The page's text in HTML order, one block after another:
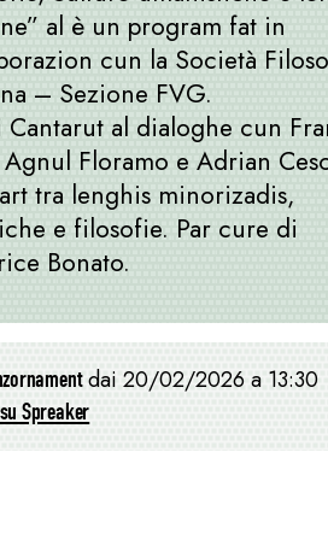
al è un program fat in
cun la Società
– Sezione FVG.
Cantarut al dialoghe cun
Agnul Floramo e Adrian
tra lenghis minorizadis,
e filosofie. Par cure di
Bonato.
dai 20/02/2026 a 13:30
Spreaker